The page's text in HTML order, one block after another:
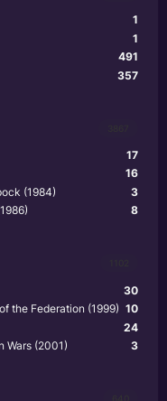
1
1
491
357
17
16
3
(1984)
8
30
10
the Federation (1999)
24
3
Wars (2001)